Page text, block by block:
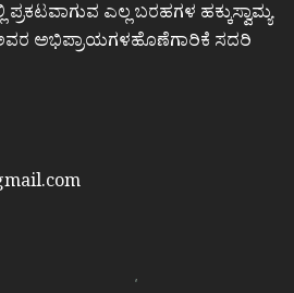
ಎಲ್ಲ ಬರಹಗಳ ಹಕ್ಕುಸ್ವಾಮ್ಯ
ಅಭಿಪ್ರಾಯಗಳಹೊಣೆಗಾರಿಕೆ ಸದರಿ